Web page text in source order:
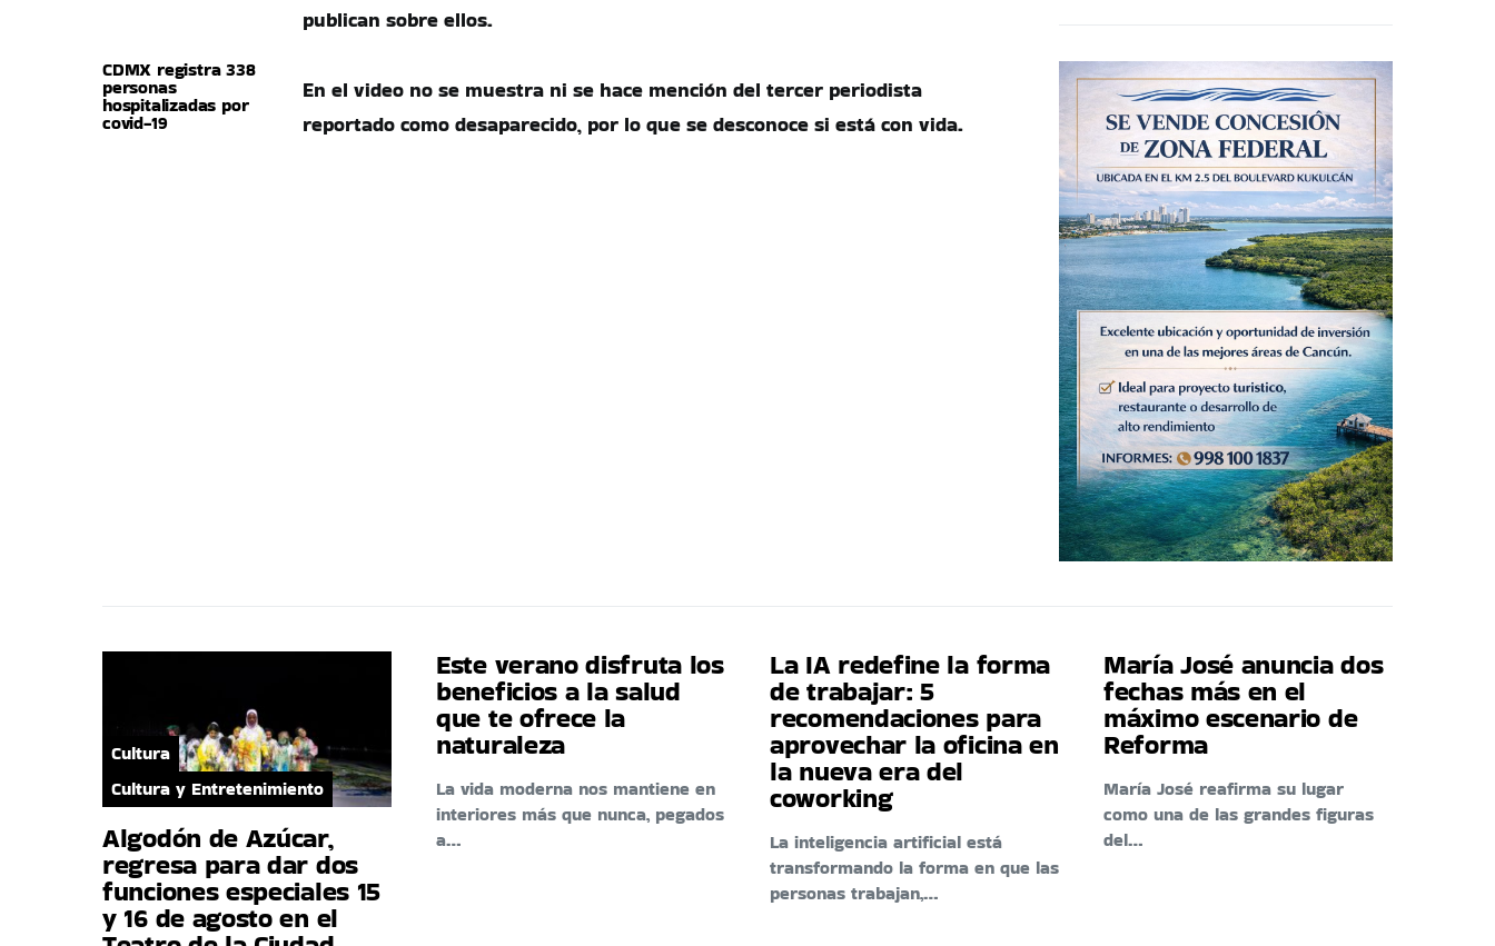
CDMX registra 338
personas
hospitalizadas por
covid-19
publican sobre ellos.
En el video no se muestra ni se hace mención del tercer periodista
reportado como desaparecido, por lo que se desconoce si está con vida.
Cultura
Cultura y Entretenimiento
Algodón de Azúcar,
regresa para dar dos
funciones especiales 15
y 16 de agosto en el
Este verano disfruta los
beneficios a la salud
que te ofrece la
naturaleza
La vida moderna nos mantiene en
interiores más que nunca, pegados
a…
La IA redefine la forma
de trabajar: 5
recomendaciones para
aprovechar la oficina en
la nueva era del
coworking
La inteligencia artificial está
transformando la forma en que las
personas trabajan,…
María José anuncia dos
fechas más en el
máximo escenario de
Reforma
María José reafirma su lugar
como una de las grandes figuras
del…